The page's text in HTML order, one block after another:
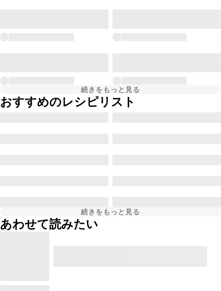
続きをもっと見る
おすすめのレシピリスト
続きをもっと見る
あわせて読みたい